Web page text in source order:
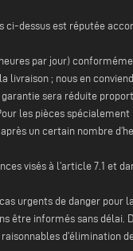
ci-dessus est réputée
par jour)
livraison ; nous en
garantie sera réduite
les pièces spécialement
un certain nombre
visés à l’article 7.1 et
urgents de danger pour
être informés sans délai.
d’élimination